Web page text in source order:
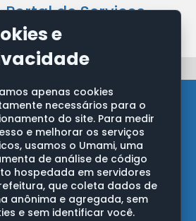
Portal de Serviços -
Aqui
MUNICIPAL DE ARACRUZ
nº 20, Bairro Morobá
- CEP: 29192-733
e
apenas cookies
necessários para o
do site. Para medir
e melhorar os serviços
usamos o Umami, uma
de análise de código
hospedada em servidores
que coleta dados de
anônima e agregada, sem
e sem identificar você.